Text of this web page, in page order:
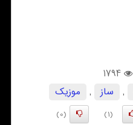
1794
, ساز ,
موزیك
(1)
(0)